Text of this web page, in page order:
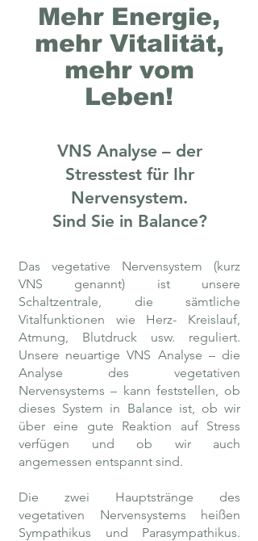
Mehr Energie,
mehr Vitalität,
mehr vom
Leben!
VNS Analyse – der
Stresstest für Ihr
Nervensystem.
Sind Sie in Balance?
Das vegetative Nervensystem (kurz
VNS genannt) ist unsere
Schaltzentrale, die sämtliche
Vitalfunktionen wie Herz- Kreislauf,
Atmung, Blutdruck usw. reguliert.
Unsere neuartige VNS Analyse – die
Analyse des vegetativen
Nervensystems – kann feststellen, ob
dieses System in Balance ist, ob wir
über eine gute Reaktion auf Stress
verfügen und ob wir auch
angemessen entspannt sind.
Die zwei Hauptstränge des
vegetativen Nervensystems heißen
Sympathikus und Parasympathikus.